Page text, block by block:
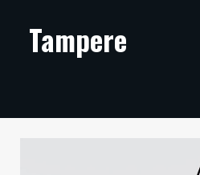
ARTIKKELIT
TECHBBS
Tampere